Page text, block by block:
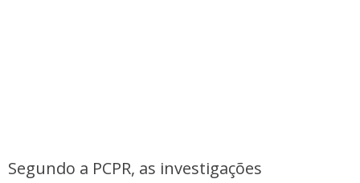
Segundo a PCPR, as investigações